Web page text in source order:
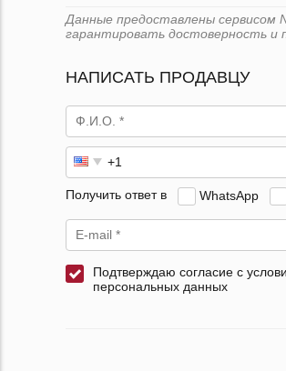
Данные предоставлены сервисом
гарантировать достоверность и
НАПИСАТЬ ПРОДАВЦУ
Получить ответ в WhatsApp
Подтверждаю согласие с
персональных данных